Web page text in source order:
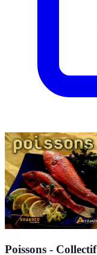
Poissons - Collectif